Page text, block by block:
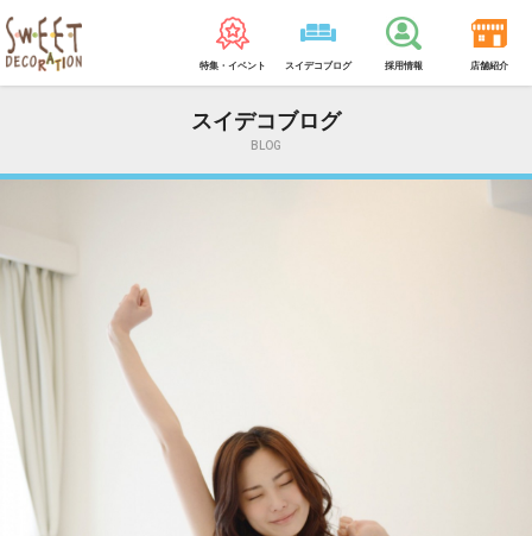
特集・イベント スイデコブログ 採用情報 店舗紹介
スイデコブログ
BLOG